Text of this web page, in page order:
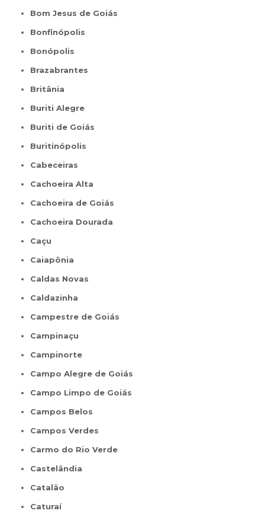
Bom Jesus de Goiás
Bonfinópolis
Bonópolis
Brazabrantes
Britânia
Buriti Alegre
Buriti de Goiás
Buritinópolis
Cabeceiras
Cachoeira Alta
Cachoeira de Goiás
Cachoeira Dourada
Caçu
Caiapônia
Caldas Novas
Caldazinha
Campestre de Goiás
Campinaçu
Campinorte
Campo Alegre de Goiás
Campo Limpo de Goiás
Campos Belos
Campos Verdes
Carmo do Rio Verde
Castelândia
Catalão
Caturaí